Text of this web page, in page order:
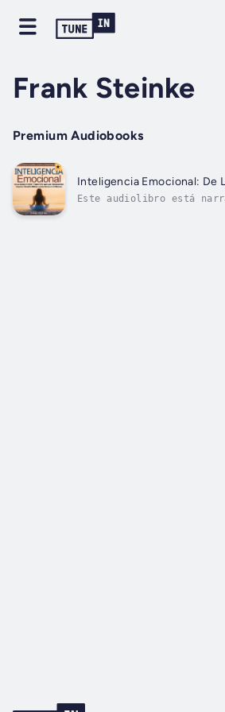
Frank Steinke
Premium Audiobooks
Inteligencia Emocional: De
Este audiolibro está